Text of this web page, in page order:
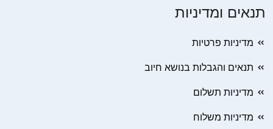
תנאים ומדיניות
מדיניות פרטיות
תנאים והגבלות בנושא חיוב
מדיניות תשלום
מדיניות משלוח